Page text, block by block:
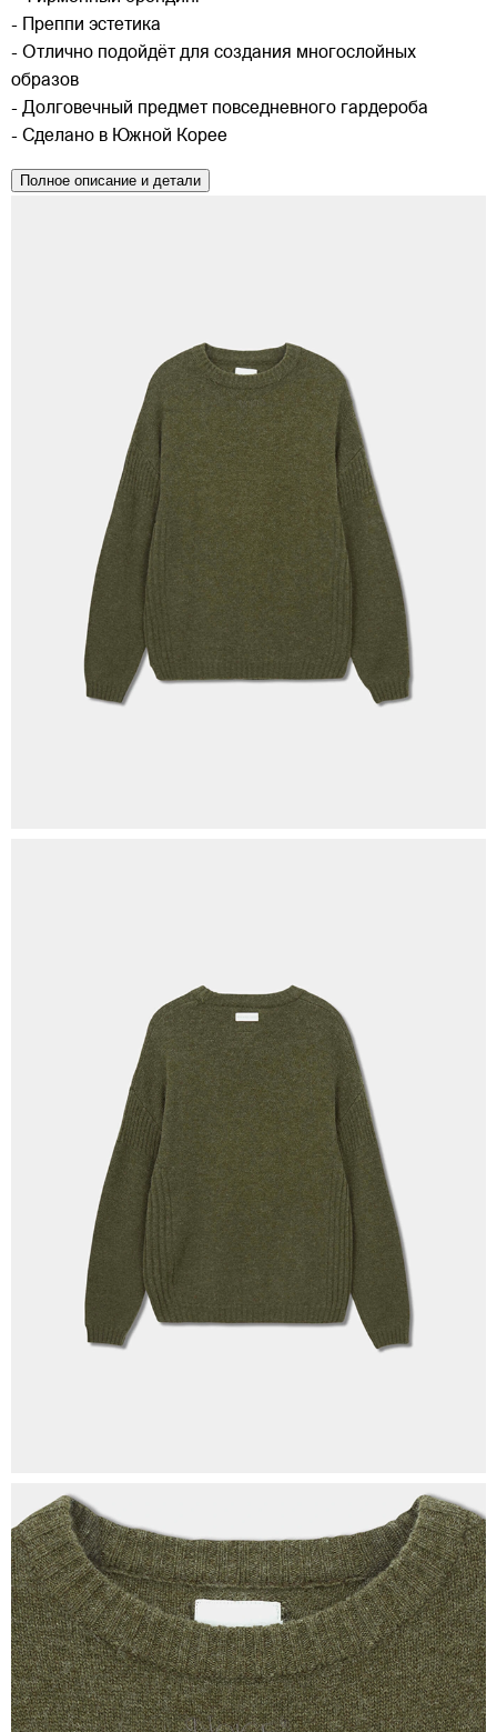
- Преппи эстетика
- Отлично подойдёт для создания многослойных
образов
- Долговечный предмет повседневного гардероба
- Сделано в Южной Корее
Полное описание и детали